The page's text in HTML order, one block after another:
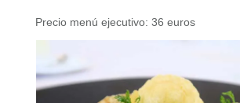
Precio menú ejecutivo: 36 euros